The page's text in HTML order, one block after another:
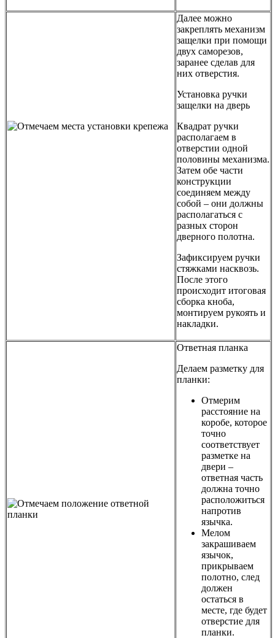
Далее можно
закреплять механизм
защелки при помощи
двух саморезов,
заранее сделав для
них отверстия.
Установка ручки
защелки на дверь
Квадрат ручки
располагаем в
отверстии одной
половины механизма.
Затем обе части
конструкции
соединяем между
собой – они должны
располагаться с
разных сторон
дверного полотна.
Зафиксируем ручки
стяжками насквозь.
После этого
происходит итоговая
сборка кноба,
монтируем рукоять и
накладки.
Ответная планка
Делаем разметку для
планки:
Отмерим
расстояние на
коробе, которое
точно
соответствует
разметке на
двери –
ответная часть
должна точно
расположиться
напротив
язычка.
Мелом
закрашиваем
язычок,
прикрываем
полотно, след
должен
остаться в
месте, где будет
отверстие для
планки.